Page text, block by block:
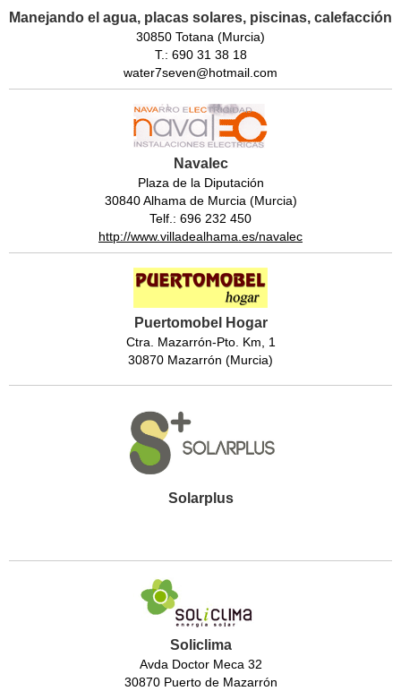
Manejando el agua, placas solares, piscinas, calefacción
30850 Totana (Murcia)
T.: 690 31 38 18
water7seven@hotmail.com
Navalec
Plaza de la Diputación
30840 Alhama de Murcia (Murcia)
Telf.: 696 232 450
http://www.villadealhama.es/navalec
Puertomobel Hogar
Ctra. Mazarrón-Pto. Km, 1
30870 Mazarrón (Murcia)
Solarplus
Soliclima
Avda Doctor Meca 32
30870 Puerto de Mazarrón